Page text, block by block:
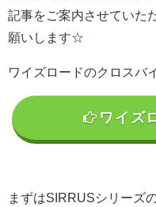
記事をご案内させていた
願いします☆
ワイズロードのクロスバ
ワイズ
まずはSIRRUSシリーズ